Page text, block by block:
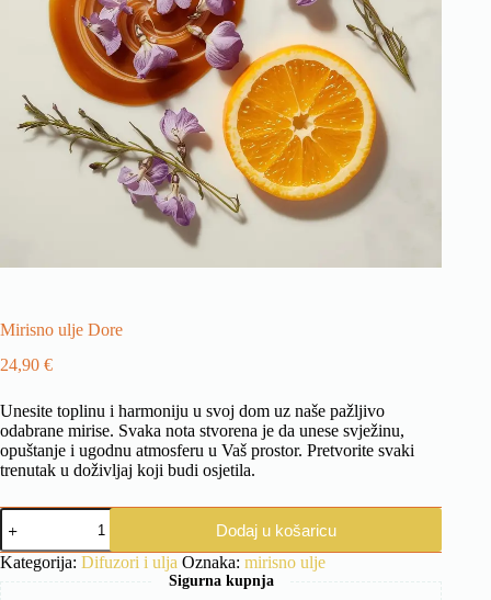
Mirisno ulje Dore
24,90 €
Unesite toplinu i harmoniju u svoj dom uz naše pažljivo
odabrane mirise. Svaka nota stvorena je da unese svježinu,
opuštanje i ugodnu atmosferu u Vaš prostor. Pretvorite svaki
trenutak u doživljaj koji budi osjetila.
Mirisno
ulje
Dore
količina
Dodaj u košaricu
Kategorija: Difuzori i ulja Oznaka: mirisno ulje
Sigurna kupnja